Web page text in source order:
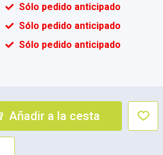
Sólo pedido anticipado
Sólo pedido anticipado
Sólo pedido anticipado
Añadir a la cesta